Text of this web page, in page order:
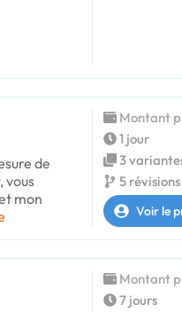
de
vous
mon
Montant
1 jour
3
5 révisions
Voir le
Montant
7 jours